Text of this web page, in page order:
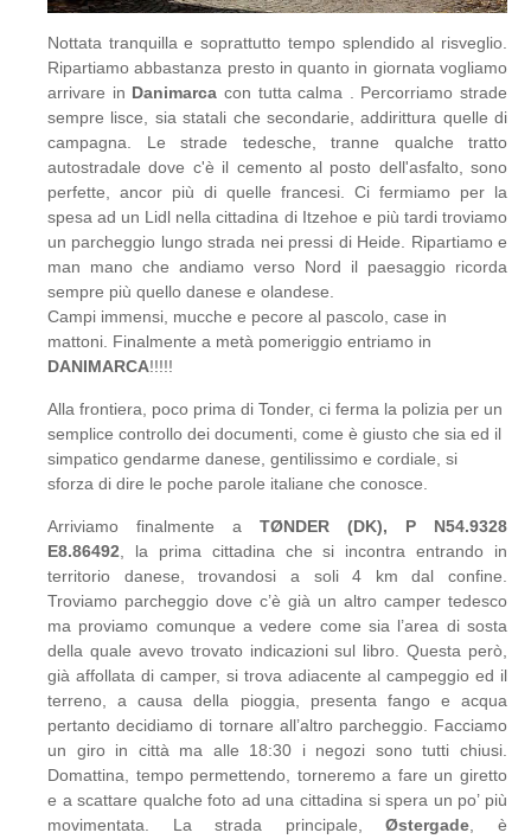
Nottata tranquilla e soprattutto tempo splendido al risveglio.
Ripartiamo abbastanza presto in quanto in giornata vogliamo
arrivare in Danimarca con tutta calma . Percorriamo strade
sempre lisce, sia statali che secondarie, addirittura quelle di
campagna. Le strade tedesche, tranne qualche tratto
autostradale dove c'è il cemento al posto dell'asfalto, sono
perfette, ancor più di quelle francesi. Ci fermiamo per la
spesa ad un Lidl nella cittadina di Itzehoe e più tardi troviamo
un parcheggio lungo strada nei pressi di Heide. Ripartiamo e
man mano che andiamo verso Nord il paesaggio ricorda
sempre più quello danese e olandese.
Campi immensi, mucche e pecore al pascolo, case in
mattoni. Finalmente a metà pomeriggio entriamo in
DANIMARCA!!!!!
Alla frontiera, poco prima di Tonder, ci ferma la polizia per un
semplice controllo dei documenti, come è giusto che sia ed il
simpatico gendarme danese, gentilissimo e cordiale, si
sforza di dire le poche parole italiane che conosce.
Arriviamo finalmente a TØNDER (DK), P N54.9328
E8.86492 , la prima cittadina che si incontra entrando in
territorio danese, trovandosi a soli 4 km dal confine.
Troviamo parcheggio dove c’è già un altro camper tedesco
ma proviamo comunque a vedere come sia l’area di sosta
della quale avevo trovato indicazioni sul libro. Questa però,
già affollata di camper, si trova adiacente al campeggio ed il
terreno, a causa della pioggia, presenta fango e acqua
pertanto decidiamo di tornare all’altro parcheggio. Facciamo
un giro in città ma alle 18:30 i negozi sono tutti chiusi.
Domattina, tempo permettendo, torneremo a fare un giretto
e a scattare qualche foto ad una cittadina si spera un po’ più
movimentata. La strada principale,Østergade , è